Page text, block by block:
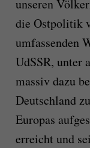
unseren
die Ostpolitik
umfassenden
UdSSR, unter
massiv dazu
Deutschland
Europas
erreicht und